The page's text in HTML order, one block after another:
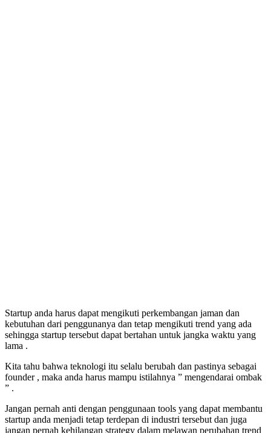
Startup anda harus dapat mengikuti perkembangan jaman dan
kebutuhan dari penggunanya dan tetap mengikuti trend yang ada
sehingga startup tersebut dapat bertahan untuk jangka waktu yang
lama .
Kita tahu bahwa teknologi itu selalu berubah dan pastinya sebagai
founder , maka anda harus mampu istilahnya ” mengendarai ombak
” .
Jangan pernah anti dengan penggunaan tools yang dapat membantu
startup anda menjadi tetap terdepan di industri tersebut dan juga
jangan pernah kehilangan strategy dalam melawan perubahan trend